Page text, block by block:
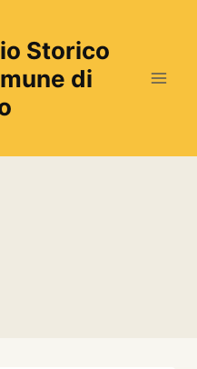
Storico
di